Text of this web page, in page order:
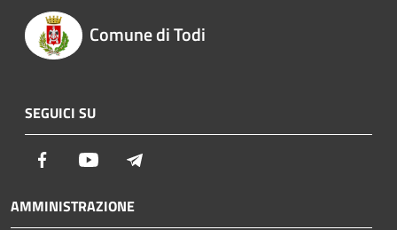
Comune di Todi
SEGUICI SU
Facebook Youtube
AMMINISTRAZIONE